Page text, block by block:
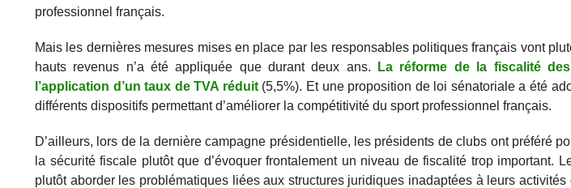
professionnel français.
Mais les dernières mesures mises en place par les responsables politiques français vont
hauts revenus n’a été appliquée que durant deux ans.
La réforme de la fiscalité
l’application d’un taux de TVA réduit(5,5%). Et une proposition de loi sénatoriale a été
différents dispositifs permettant d’améliorer la compétitivité du sport professionnel français.
D’ailleurs, lors de la dernière campagne présidentielle, les présidents de clubs ont préféré
la sécurité fiscale plutôt que d’évoquer frontalement un niveau de fiscalité trop important.
plutôt aborder les problématiques liées aux structures juridiques inadaptées à leurs